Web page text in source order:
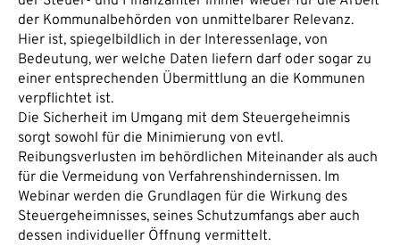
der Kommunalbehörden von unmittelbarer Relevanz.
Hier ist, spiegelbildlich in der Interessenlage, von
Bedeutung, wer welche Daten liefern darf oder sogar zu
einer entsprechenden Übermittlung an die Kommunen
verpflichtet ist.
Die Sicherheit im Umgang mit dem Steuergeheimnis
sorgt sowohl für die Minimierung von evtl.
Reibungsverlusten im behördlichen Miteinander als auch
für die Vermeidung von Verfahrenshindernissen. Im
Webinar werden die Grundlagen für die Wirkung des
Steuergeheimnisses, seines Schutzumfangs aber auch
dessen individueller Öffnung vermittelt.